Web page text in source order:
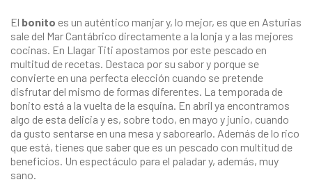
El bonito es un auténtico manjar y, lo mejor, es que en Asturias
sale del Mar Cantábrico directamente a la lonja y a las mejores
cocinas. En Llagar Titi apostamos por este pescado en
multitud de recetas. Destaca por su sabor y porque se
convierte en una perfecta elección cuando se pretende
disfrutar del mismo de formas diferentes. La temporada de
bonito está a la vuelta de la esquina. En abril ya encontramos
algo de esta delicia y es, sobre todo, en mayo y junio, cuando
da gusto sentarse en una mesa y saborearlo. Además de lo rico
que está, tienes que saber que es un pescado con multitud de
beneficios. Un espectáculo para el paladar y, además, muy
sano.